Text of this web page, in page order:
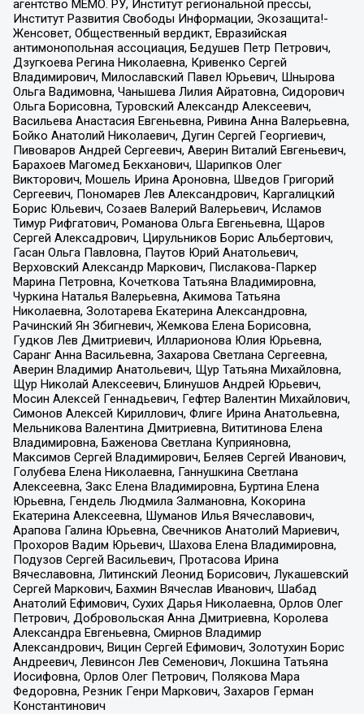
агентство МЕМО. РУ, Институт региональной прессы,
Институт Развития Свободы Информации, Экозащита!-
Женсовет, Общественный вердикт, Евразийская
антимонопольная ассоциация, Бедушев Петр Петрович,
Дзугкоева Регина Николаевна, Кривенко Сергей
Владимирович, Милославский Павел Юрьевич, Шнырова
Ольга Вадимовна, Чанышева Лилия Айратовна, Сидорович
Ольга Борисовна, Туровский Александр Алексеевич,
Васильева Анастасия Евгеньевна, Ривина Анна Валерьевна,
Бойко Анатолий Николаевич, Дугин Сергей Георгиевич,
Пивоваров Андрей Сергеевич, Аверин Виталий Евгеньевич,
Барахоев Магомед Бекханович, Шарипков Олег
Викторович, Мошель Ирина Ароновна, Шведов Григорий
Сергеевич, Пономарев Лев Александрович, Каргалицкий
Борис Юльевич, Созаев Валерий Валерьевич, Исламов
Тимур Рифгатович, Романова Ольга Евгеньевна, Щаров
Сергей Алексадрович, Цирульников Борис Альбертович,
Гасан Ольга Павловна, Паутов Юрий Анатольевич,
Верховский Александр Маркович, Пислакова-Паркер
Марина Петровна, Кочеткова Татьяна Владимировна,
Чуркина Наталья Валерьевна, Акимова Татьяна
Николаевна, Золотарева Екатерина Александровна,
Рачинский Ян Збигневич, Жемкова Елена Борисовна,
Гудков Лев Дмитриевич, Илларионова Юлия Юрьевна,
Саранг Анна Васильевна, Захарова Светлана Сергеевна,
Аверин Владимир Анатольевич, Щур Татьяна Михайловна,
Щур Николай Алексеевич, Блинушов Андрей Юрьевич,
Мосин Алексей Геннадьевич, Гефтер Валентин Михайлович,
Симонов Алексей Кириллович, Флиге Ирина Анатольевна,
Мельникова Валентина Дмитриевна, Вититинова Елена
Владимировна, Баженова Светлана Куприяновна,
Максимов Сергей Владимирович, Беляев Сергей Иванович,
Голубева Елена Николаевна, Ганнушкина Светлана
Алексеевна, Закс Елена Владимировна, Буртина Елена
Юрьевна, Гендель Людмила Залмановна, Кокорина
Екатерина Алексеевна, Шуманов Илья Вячеславович,
Арапова Галина Юрьевна, Свечников Анатолий Мариевич,
Прохоров Вадим Юрьевич, Шахова Елена Владимировна,
Подузов Сергей Васильевич, Протасова Ирина
Вячеславовна, Литинский Леонид Борисович, Лукашевский
Сергей Маркович, Бахмин Вячеслав Иванович, Шабад
Анатолий Ефимович, Сухих Дарья Николаевна, Орлов Олег
Петрович, Добровольская Анна Дмитриевна, Королева
Александра Евгеньевна, Смирнов Владимир
Александрович, Вицин Сергей Ефимович, Золотухин Борис
Андреевич, Левинсон Лев Семенович, Локшина Татьяна
Иосифовна, Орлов Олег Петрович, Полякова Мара
Федоровна, Резник Генри Маркович, Захаров Герман
Константинович